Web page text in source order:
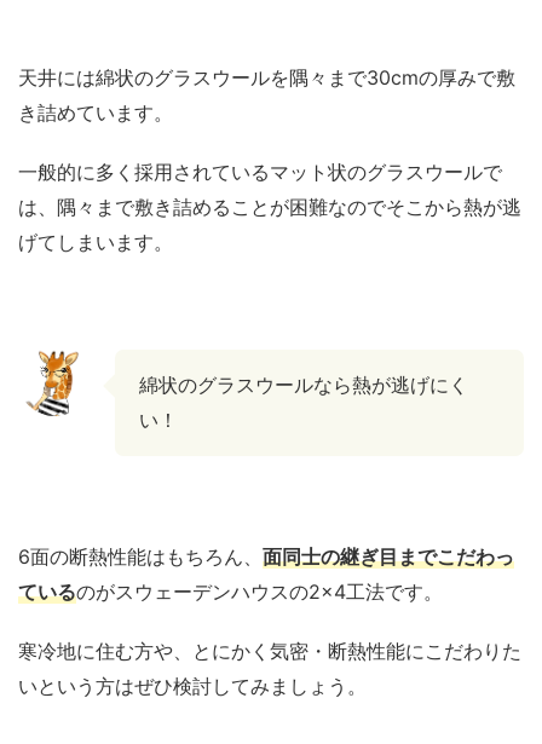
天井には綿状のグラスウールを隅々まで30cmの厚みで敷
き詰めています。
一般的に多く採用されているマット状のグラスウールで
は、隅々まで敷き詰めることが困難なのでそこから熱が逃
げてしまいます。
綿状のグラスウールなら熱が逃げにく
い！
6面の断熱性能はもちろん、 面同士の継ぎ目までこだわっ
ているのがスウェーデンハウスの2×4工法です。
寒冷地に住む方や、とにかく気密・断熱性能にこだわりた
いという方はぜひ検討してみましょう。